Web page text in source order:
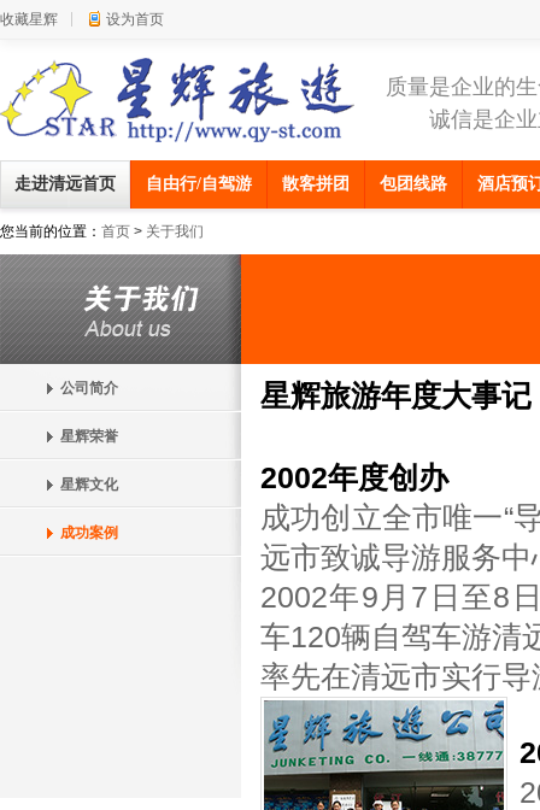
收藏星辉 设为首页
质量是企业的
诚信是企
走进清远首页 自由行/自驾游 散客拼团 包团线路 酒店预
您当前的位置： 首页 > 关于我们
公司简介
星辉荣誉
星辉文化
成功案例
星辉旅游年度大事记
2002年度创办
成功创立全市唯一“
远市致诚导游服务中
2002年9月7日至8
车120辆自驾车游清
率先在清远市实行